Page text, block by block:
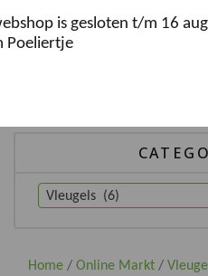
is gesloten t/m 16
Poeliertje
Vleugels (6)
Home / Online Markt /